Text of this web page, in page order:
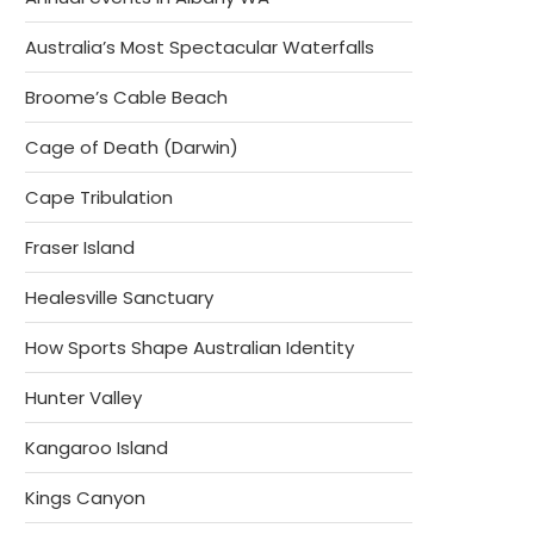
Australia’s Most Spectacular Waterfalls
Broome’s Cable Beach
Cage of Death (Darwin)
Cape Tribulation
Fraser Island
Healesville Sanctuary
How Sports Shape Australian Identity
Hunter Valley
Kangaroo Island
Kings Canyon